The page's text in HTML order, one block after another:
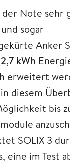
Note sehr
sogar
Anker
2,7 kWh
erweitert
diesem
bis
SOLIX 3
eine im Test